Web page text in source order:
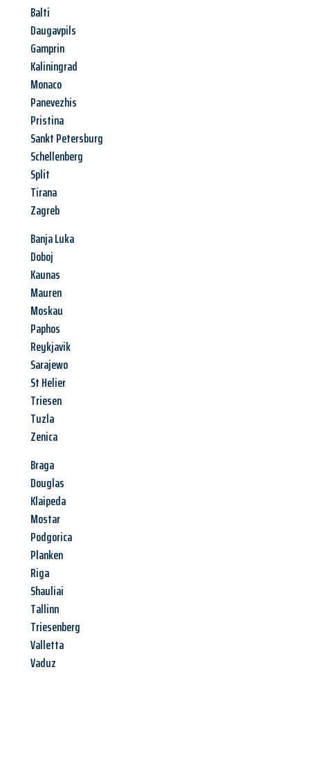
Balti
Daugavpils
Gamprin
Kaliningrad
Monaco
Panevezhis
Pristina
Sankt Petersburg
Schellenberg
Split
Tirana
Zagreb
Banja Luka
Doboj
Kaunas
Mauren
Moskau
Paphos
Reykjavik
Sarajewo
St Helier
Triesen
Tuzla
Zenica
Braga
Douglas
Klaipeda
Mostar
Podgorica
Planken
Riga
Shauliai
Tallinn
Triesenberg
Valletta
Vaduz